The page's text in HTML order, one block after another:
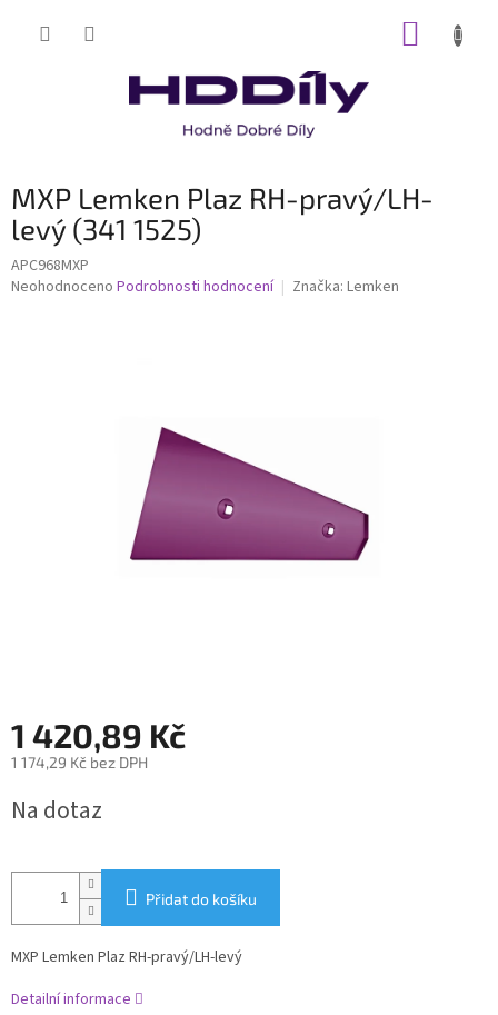
MXP Lemken Plaz RH-pravý/LH-
levý (341 1525)
APC968MXP
Průměrné
Neohodnoceno Podrobnosti hodnocení Značka: Lemken
1 420,89 Kč
1 174,29 Kč bez DPH
cena:
Na dotaz
Přidat do košíku
MXP Lemken Plaz RH-pravý/LH-levý
Detailní informace